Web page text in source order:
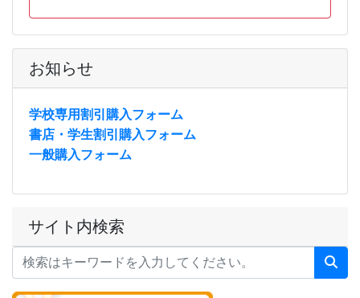
サイト内検索
お知らせ
学校専用割引購入フォーム
書店・学生割引購入フォーム
一般購入フォーム